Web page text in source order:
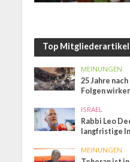
Top Mitgliederartikel
MEINUNGEN
25 Jahre
Folgen
ISRAEL
Rabbi Leo
langfristige
MEINUNGEN